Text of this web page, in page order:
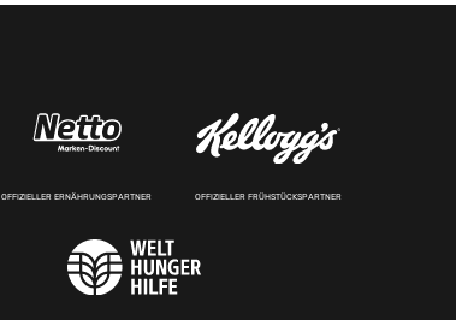
OFFIZIELLER ERNÄHRUNGSPARTNER OFFIZIELLER FRÜHSTÜCKSPARTNER